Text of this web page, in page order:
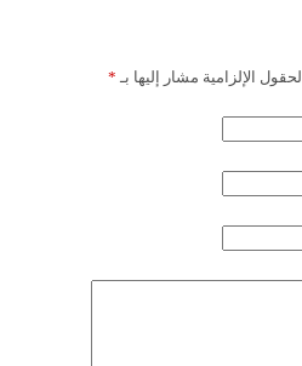
الحقول الإلزامية مشار إليها بـ *